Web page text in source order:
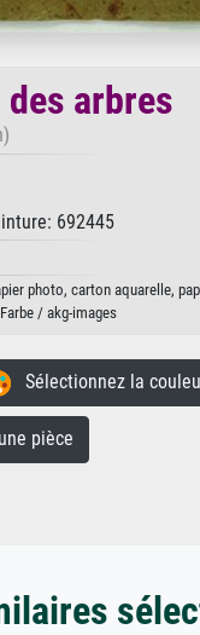
des arbres
692445
photo, carton aquarelle,
/ akg-images
Sélectionnez la
pièce